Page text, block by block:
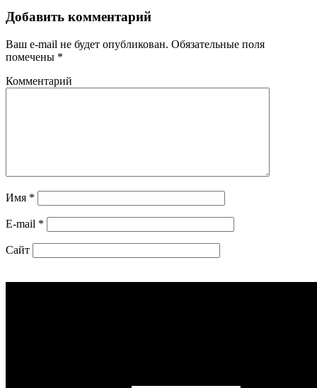
Добавить комментарий
Ваш e-mail не будет опубликован. Обязательные поля
помечены *
Комментарий
Имя *
E-mail *
Сайт